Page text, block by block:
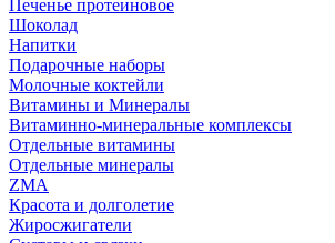
Печенье протеиновое
Шоколад
Напитки
Подарочные наборы
Молочные коктейли
Витамины и Минералы
Витаминно-минеральные комплексы
Отдельные витамины
Отдельные минералы
ZMA
Красота и долголетие
Жиросжигатели